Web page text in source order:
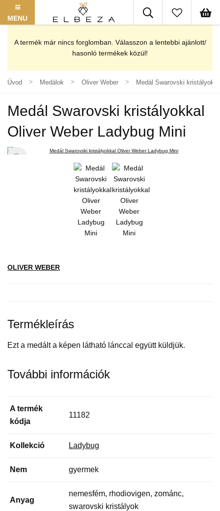
MENU
A termék már nincs forglomban. Válasszon a lentebbi ajánlott/
hasonló termékek közül!
Úvod Medálok Oliver Weber Medál Swarovski
Medál Swarovski kristályokkal
Oliver Weber Ladybug Mini
OLIVER WEBER
Termékleírás
Ezt a medált a képen látható lánccal együtt küldjük.
További információk
A termék
kódja
11182
Kollekció Ladybug
Nem gyermek
Anyag
nemesfém, rhodiovigen, zománc,
swarovski kristályok